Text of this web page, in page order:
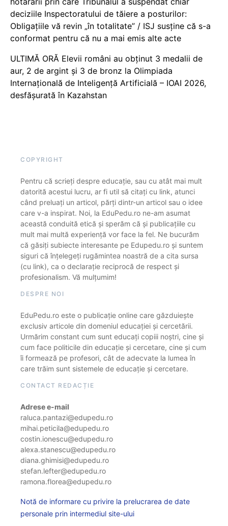
deciziile Inspectoratului de tăiere a posturilor:
Obligațiile vă revin „în totalitate” / ISJ susține că s-a
conformat pentru că nu a mai emis alte acte
ULTIMĂ ORĂ Elevii români au obținut 3 medalii de
aur, 2 de argint și 3 de bronz la Olimpiada
Internațională de Inteligență Artificială – IOAI 2026,
desfășurată în Kazahstan
COPYRIGHT
Pentru că scrieți despre educație, sau cu atât mai mult
datorită acestui lucru, ar fi util să citați cu link, atunci
când preluați un articol, părți dintr-un articol sau o idee
care v-a inspirat. Noi, la EduPedu.ro ne-am asumat
această conduită etică și sperăm că și publicațiile cu
mult mai multă experiență vor face la fel. Ne bucurăm
că găsiți subiecte interesante pe Edupedu.ro și suntem
siguri că înțelegeți rugămintea noastră de a cita sursa
(cu link), ca o declarație reciprocă de respect și
profesionalism. Vă mulțumim!
DESPRE NOI
EduPedu.ro este o publicație online care găzduiește
exclusiv articole din domeniul educației și cercetării.
Urmărim constant cum sunt educați copiii noștri, cine și
cum face politicile din educație și cercetare, cine și cum
îi formează pe profesori, cât de adecvate la lumea în
care trăim sunt sistemele de educație și cercetare.
CONTACT REDACȚIE
Adrese e-mail
raluca.pantazi@edupedu.ro
mihai.peticila@edupedu.ro
costin.ionescu@edupedu.ro
alexa.stanescu@edupedu.ro
diana.ghimisi@edupedu.ro
stefan.lefter@edupedu.ro
ramona.florea@edupedu.ro
Notă de informare cu privire la prelucrarea de date
personale prin intermediul site-ului